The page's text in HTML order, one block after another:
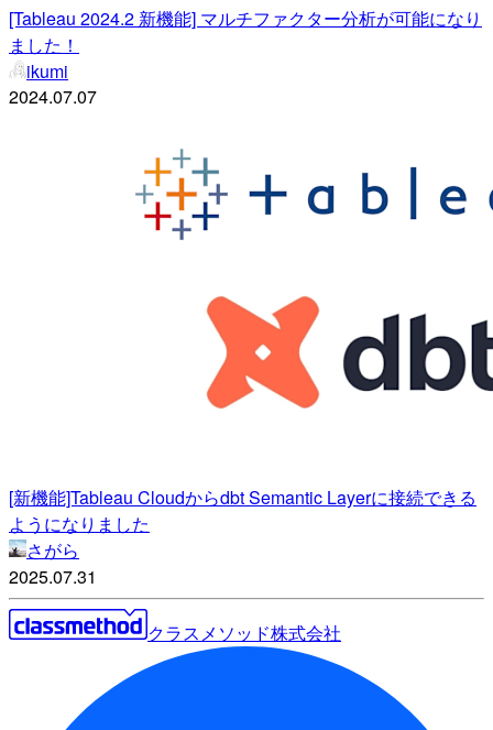
[Tableau 2024.2 新機能] マルチファクター分析が可能になり
ました！
ikumi
2024.07.07
[新機能]Tableau Cloudからdbt Semantic Layerに接続できる
ようになりました
さがら
2025.07.31
クラスメソッド株式会社